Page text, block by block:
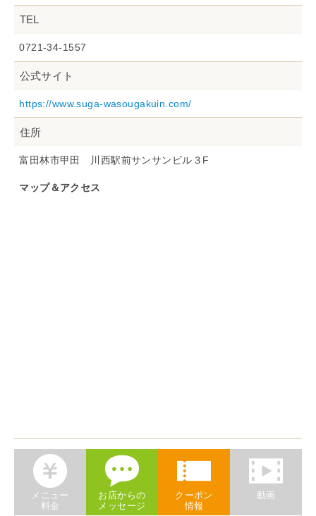
TEL
0721-34-1557
公式サイト
https://www.suga-wasougakuin.com/
住所
富田林市甲田 川西駅前サンサンビル３F
マップ＆アクセス
メニュー
料金
お店からの
メッセージ
クーポン
情報
動画